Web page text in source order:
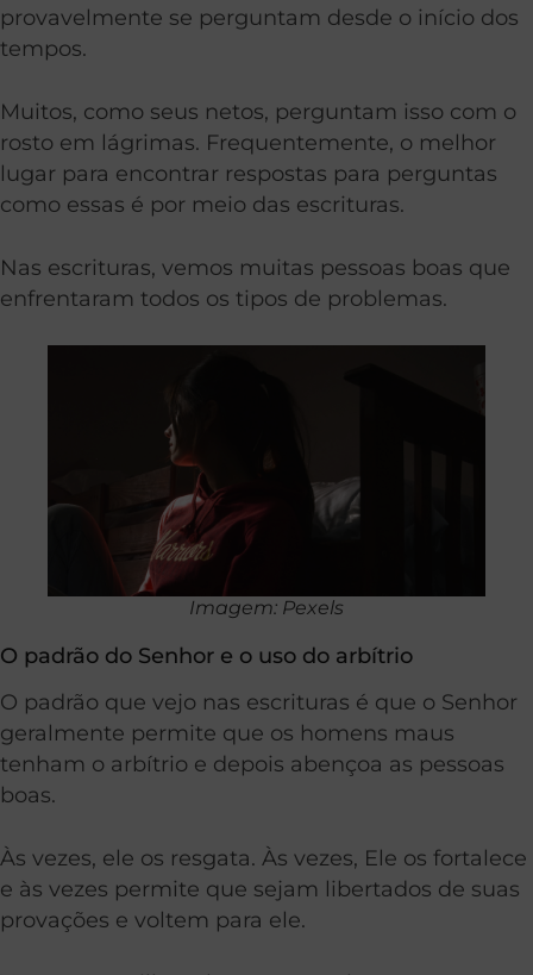
provavelmente se perguntam desde o início dos
tempos.
Muitos, como seus netos, perguntam isso com o
rosto em lágrimas. Frequentemente, o melhor
lugar para encontrar respostas para perguntas
como essas é por meio das escrituras.
Nas escrituras, vemos muitas pessoas boas que
enfrentaram todos os tipos de problemas.
Imagem: Pexels
O padrão do Senhor e o uso do arbítrio
O padrão que vejo nas escrituras é que o Senhor
geralmente permite que os homens maus
tenham o arbítrio e depois abençoa as pessoas
boas.
Às vezes, ele os resgata. Às vezes, Ele os fortalece
e às vezes permite que sejam libertados de suas
provações e voltem para ele.